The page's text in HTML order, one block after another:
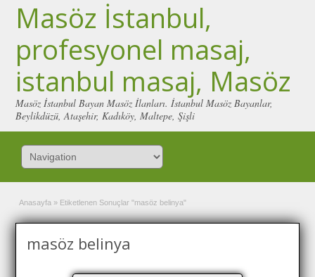
Masöz İstanbul,
profesyonel masaj,
istanbul masaj, Masöz
Masöz İstanbul Bayan Masöz İlanları. İstanbul Masöz Bayanlar,
Beylikdüzü, Ataşehir, Kadıköy, Maltepe, Şişli
Anasayfa » Etiketlenen Sonuçlar "masöz belinya"
masöz belinya